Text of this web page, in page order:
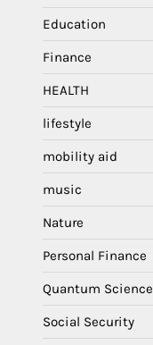
Education
Finance
HEALTH
lifestyle
mobility aid
music
Nature
Personal Finance
Quantum Science
Social Security